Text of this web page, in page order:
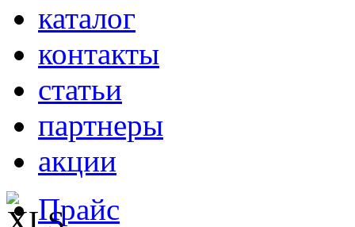
каталог
контакты
статьи
партнеры
акции
Прайс